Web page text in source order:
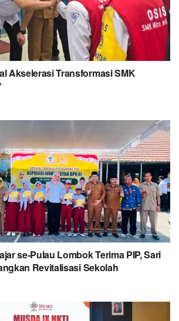
Akselerasi Transformasi SMK
se-Pulau Lombok Terima PIP, Sari
Revitalisasi Sekolah